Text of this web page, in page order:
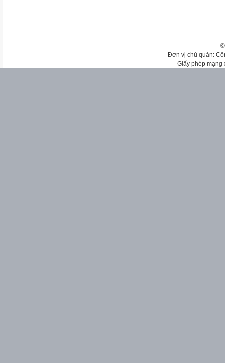
Đơn vị chủ quản:
Giấy phép mạng